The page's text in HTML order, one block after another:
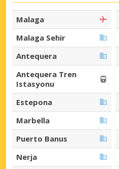
Malaga
Malaga Sehir
Antequera
Antequera Tren
Istasyonu
Estepona
Marbella
Puerto Banus
Nerja